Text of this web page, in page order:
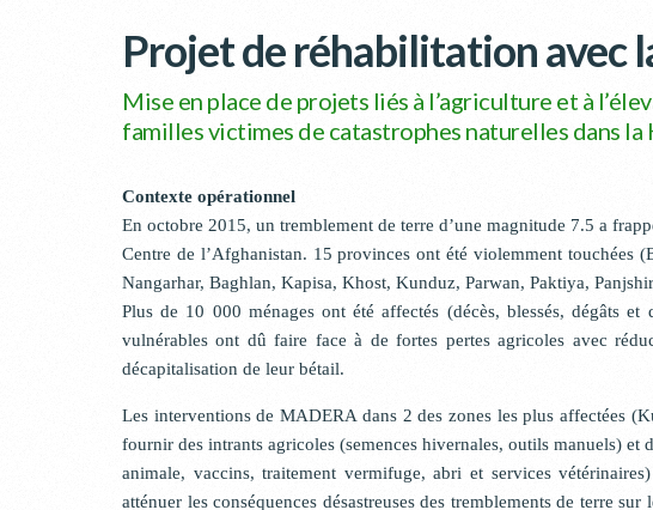
Projet de réhabilitation avec
Mise en place de projets liés à l’agriculture et à
familles victimes de catastrophes naturelles dans la
Contexte opérationnel
En octobre 2015, un tremblement de terre d’une magnitude 7.5 a
Centre de l’Afghanistan. 15 provinces ont été violemment touchées
Nangarhar, Baghlan, Kapisa, Khost, Kunduz, Parwan, Paktiya,
Plus de 10 000 ménages ont été affectés (décès, blessés, dégâts
vulnérables ont dû faire face à de fortes pertes agricoles avec
décapitalisation de leur bétail.
Les interventions de MADERA dans 2 des zones les plus affectées
fournir des intrants agricoles (semences hivernales, outils manuels)
animale, vaccins, traitement vermifuge, abri et services
atténuer les conséquences désastreuses des tremblements de terre